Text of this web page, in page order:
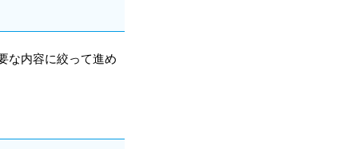
な内容に絞って進め